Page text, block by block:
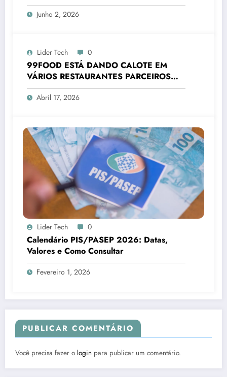
Junho 2, 2026
Lider Tech 0
99FOOD ESTÁ DANDO CALOTE EM
VÁRIOS RESTAURANTES PARCEIROS
2026
Abril 17, 2026
Lider Tech 0
Calendário PIS/PASEP 2026: Datas,
Valores e Como Consultar
Fevereiro 1, 2026
PUBLICAR COMENTÁRIO
Você precisa fazer o login para publicar um comentário.